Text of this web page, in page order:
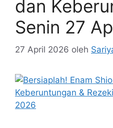
dan
Senin 27
27 April 2026 oleh